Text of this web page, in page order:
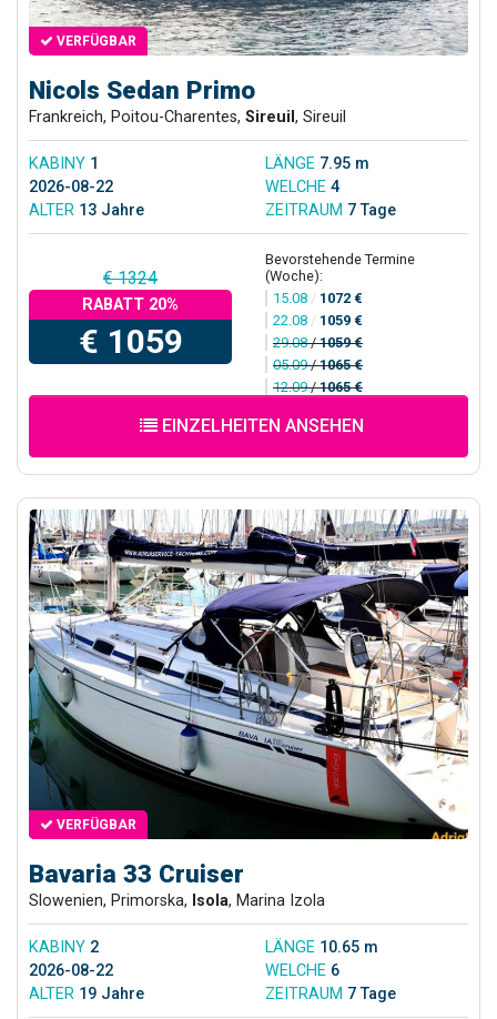
VERFÜGBAR
Nicols Sedan Primo
Frankreich, Poitou-Charentes, Sireuil , Sireuil
KABINY 1 LÄNGE 7.95 m
2026-08-22
WELCHE 4
ALTER 13 Jahre ZEITRAUM 7 Tage
€ 1324
RABATT 20%
€ 1059
Bevorstehende Termine
(Woche):
15.08 / 1072 €
22.08 / 1059 €
29.08/1059 €
05.09/1065 €
12.09/1065 €
EINZELHEITEN ANSEHEN
VERFÜGBAR
Bavaria 33 Cruiser
Slowenien, Primorska, Isola, Marina Izola
KABINY 2 LÄNGE 10.65 m
2026-08-22
WELCHE 6
ALTER 19 Jahre ZEITRAUM 7 Tage